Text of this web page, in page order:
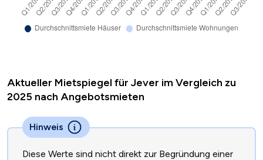
Aktueller Mietspiegel für Jever im Vergleich zu
2025 nach Angebotsmieten
Hinweis
Diese Werte sind nicht direkt zur Begründung einer